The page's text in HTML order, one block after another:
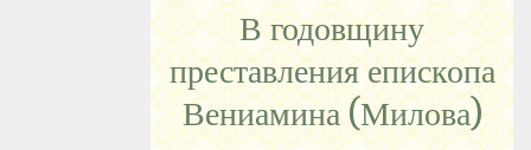
В годовщину
преставления епископа
Вениамина (Милова)